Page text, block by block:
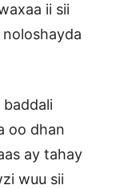
ii sii
baddali
oo dhan
ay tahay
wuu sii